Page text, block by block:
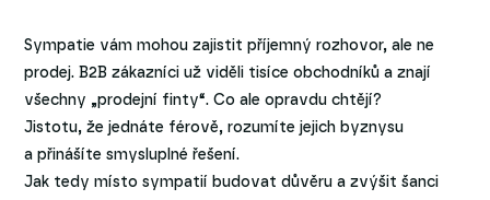
Sympatie vám mohou zajistit příjemný rozhovor, ale ne
prodej. B2B zákazníci už viděli tisíce obchodníků a znají
všechny „prodejní finty“. Co ale opravdu chtějí?
Jistotu, že jednáte férově, rozumíte jejich byznysu
a přinášíte smysluplné řešení.
Jak tedy místo sympatií budovat důvěru a zvýšit šanci